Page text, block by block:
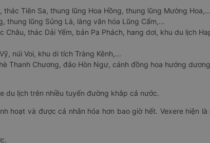
Tiên Sa, thung lũng Hoa Hồng, thung lũng Mường Hoa,...
thung lũng Sủng Là, làng văn hóa Lũng Cẩm,...
thác Dải Yếm, bản Pa Phách, hang dơi, khu du lịch
núi Voi, khu di tích Tràng Kênh,...
Thanh Chương, đảo Hòn Ngư, cánh đồng hoa hướng
du lịch trên nhiều tuyến đường khắp cả nước.
hoạt và được cá nhân hóa hơn bao giờ hết. Vexere hiện là